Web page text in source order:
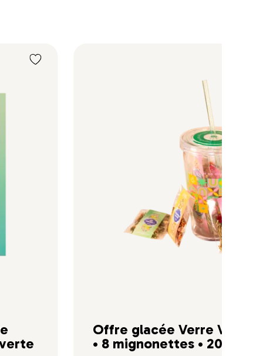
Offre glacée Verre
• 8 mignonettes • 20